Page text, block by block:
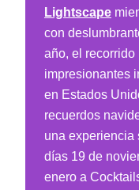
Lightscape
con
año, el
impresionantes
en Estados
recuerdos
una experiencia
días 19 de
enero a